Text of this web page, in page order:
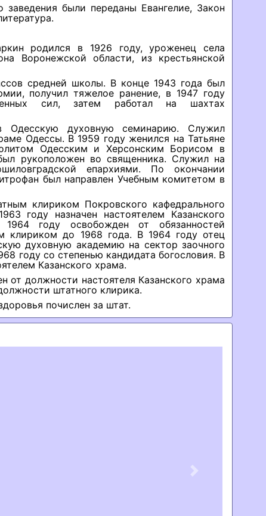
заведения были переданы Евангелие, Закон
родился в 1926 году, уроженец села
Воронежской области, из крестьянской
средней школы. В конце 1943 года был
получил тяжелое ранение, в 1947 году
сил, затем работал на шахтах
Одесскую духов­ную семинарию. Служил
Одессы. В 1959 году женился на Татьяне
Одесским и Херсонским Борисом в
рукоположен во священника. Служил на
епархиями. По окончании
был направлен Учебным комитетом в
кли­риком Покровского кафедрального
году назначен настоятелем Казанского
году освобожден от обязанностей
клириком до 1968 года. В 1964 году отец
духовную академию на сектор заочного
году со степенью кандидата богословия. В
Казанского храма.
от долж­ности настоятеля Казанского храма
штатного клирика.
почислен за штат.
Next